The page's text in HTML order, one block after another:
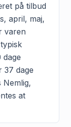
på tilbud
april, maj,
varen
dage
37 dage
Nemlig,
at